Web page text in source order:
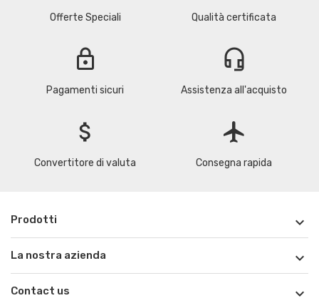
Offerte Speciali Qualità certificata
lock
Pagamenti sicuri
headset_mic
Assistenza all'acquisto
attach_money
Convertitore di valuta
flight
Consegna rapida
Prodotti 
La nostra azienda 
Contact us 